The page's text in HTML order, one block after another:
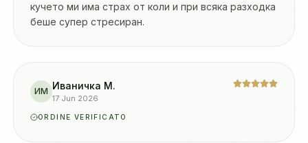
кучето ми има страх от коли и при всяка разходка
беше супер стресиран.
ИМ Иваничка М.
17 Jun 2026
ORDINE VERIFICATO